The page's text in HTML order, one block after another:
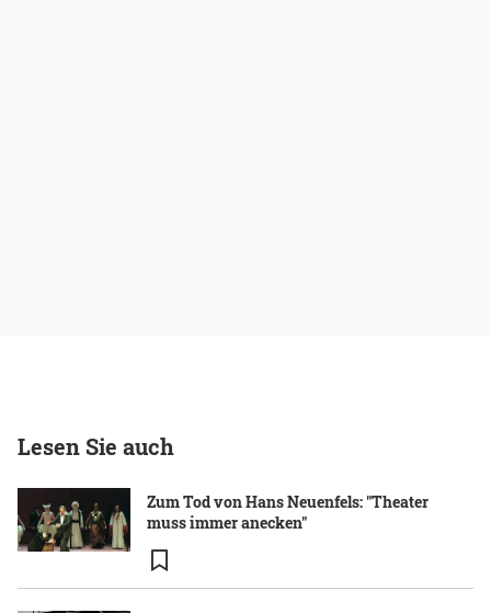
Lesen Sie auch
Zum Tod von Hans Neuenfels: "Theater
muss immer anecken"